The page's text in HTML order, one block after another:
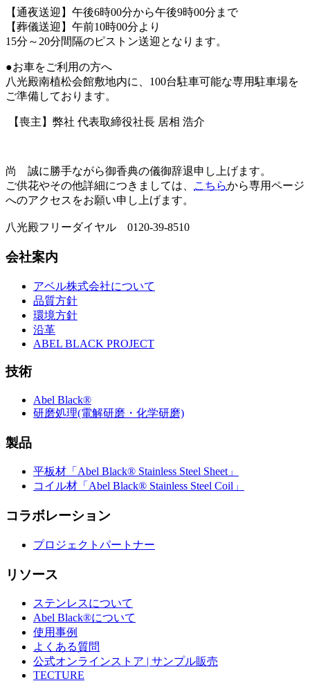
【通夜送迎】午後6時00分から午後9時00分まで
【葬儀送迎】午前10時00分より
15分～20分間隔のピストン送迎となります。
●お車をご利用の方へ
八光殿南植松会館敷地内に、100台駐車可能な専用駐車場を
ご準備しております。
【喪主】弊社 代表取締役社長 居相 浩介
尚 誠に勝手ながら御香典の儀御辞退申し上げます。
ご供花やその他詳細につきましては、
こちらから専用ページ
へのアクセスをお願い申し上げます。
八光殿フリーダイヤル 0120-39-8510
会社案内
アベル株式会社について
品質方針
環境方針
沿革
ABEL BLACK PROJECT
技術
Abel Black®
研磨処理(電解研磨・化学研磨)
製品
平板材「Abel Black® Stainless Steel Sheet」
コイル材「Abel Black® Stainless Steel Coil」
コラボレーション
プロジェクトパートナー
リソース
ステンレスについて
Abel Black®について
使用事例
よくある質問
公式オンラインストア | サンプル販売
TECTURE